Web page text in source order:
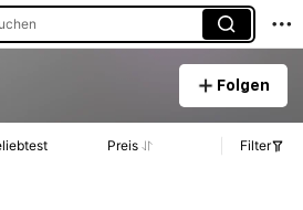
Folgen
Preis Filter